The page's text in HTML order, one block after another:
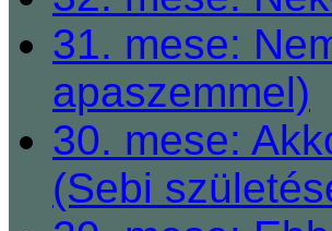
31. mese:
apaszemmel)
30. mese:
(Sebi